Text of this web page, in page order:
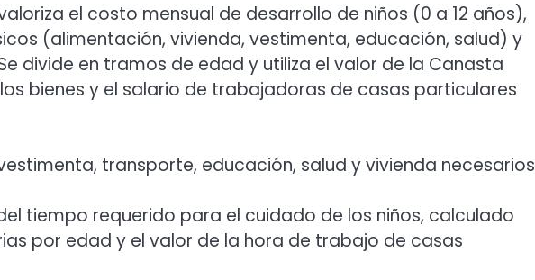
el costo mensual de desarrollo de niños (0 a 12 años),
(alimentación, vivienda, vestimenta, educación, salud) y
divide en tramos de edad y utiliza el valor de la Canasta
bienes y el salario de trabajadoras de casas particulares
transporte, educación, salud y vivienda necesarios
tiempo requerido para el cuidado de los niños, calculado
por edad y el valor de la hora de trabajo de casas